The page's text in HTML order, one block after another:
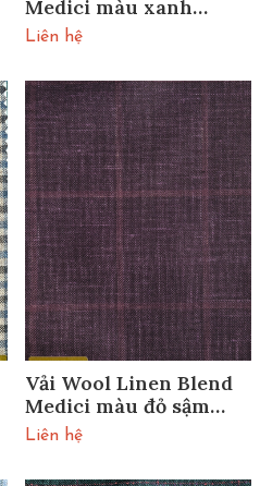
Medici màu xanh
61018/01
Liên hệ
Vải Wool Linen Blend
Medici màu đỏ sậm
61016/01
Liên hệ